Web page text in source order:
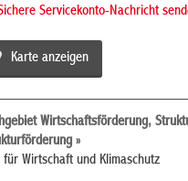
Servicekonto-Nachricht
Karte anzeigen
Wirtschaftsförderung,
»
für Wirtschaft und Klimaschutz